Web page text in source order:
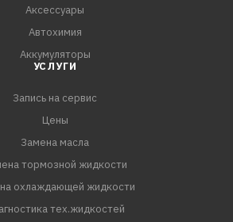
Аксессуары
Автохимия
Аккумуляторы
УСЛУГИ
Запись на сервис
Цены
Замена масла
тормозной жидкости
охлаждающей жидкости
тех.жидкостей